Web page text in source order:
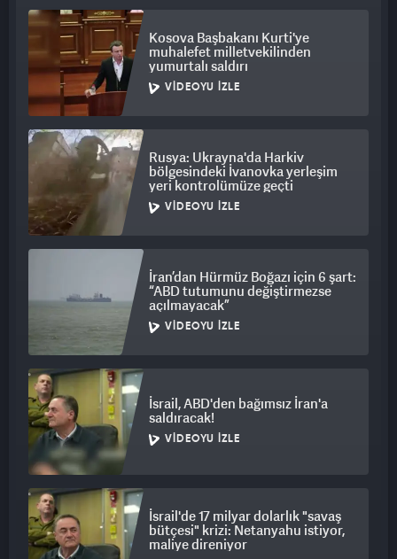
Kosova Başbakanı Kurti'ye
muhalefet milletvekilinden
yumurtalı saldırı
VIDEOYU İZLE
Rusya: Ukrayna'da Harkiv
bölgesindeki İvanovka yerleşim
yeri kontrolümüze geçti
VIDEOYU İZLE
İran’dan Hürmüz Boğazı için 6 şart:
“ABD tutumunu değiştirmezse
açılmayacak”
VIDEOYU İZLE
İsrail, ABD'den bağımsız İran'a
saldıracak!
VIDEOYU İZLE
İsrail'de 17 milyar dolarlık "savaş
bütçesi" krizi: Netanyahu istiyor,
maliye direniyor